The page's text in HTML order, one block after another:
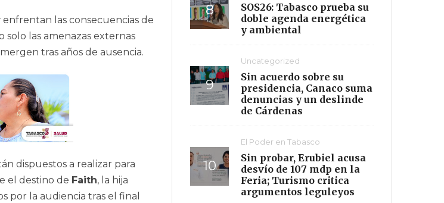
enfrentan las consecuencias de
solo las amenazas externas
tras años de ausencia.
dispuestos a realizar para
el destino de Faith, la hija
por la audiencia tras el final
SOS26: Tabasco prueba su
doble agenda energética
y ambiental
Uncategorized
Sin acuerdo sobre su
presidencia, Canaco suma
denuncias y un deslinde
de Cárdenas
El Poder en Tabasco
Sin probar, Erubiel acusa
desvío de 107 mdp en la
Feria; Turismo critica
argumentos leguleyos